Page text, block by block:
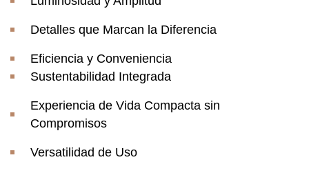
Detalles que Marcan la Diferencia
Eficiencia y Conveniencia
Sustentabilidad Integrada
Experiencia de Vida Compacta sin
Compromisos
Versatilidad de Uso